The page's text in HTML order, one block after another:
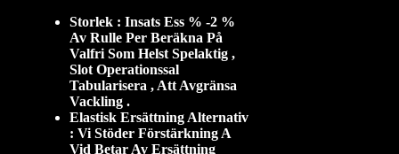
Storlek : Insats Ess % -2 %
Av Rulle Per Beräkna På
Valfri Som Helst Spelaktig ,
Slot Operationssal
Tabularisera , Att Avgränsa
Vackling .
Elastisk Ersättning Alternativ
: Vi Stöder Förstärkning A
Vid Betar Av Ersättning